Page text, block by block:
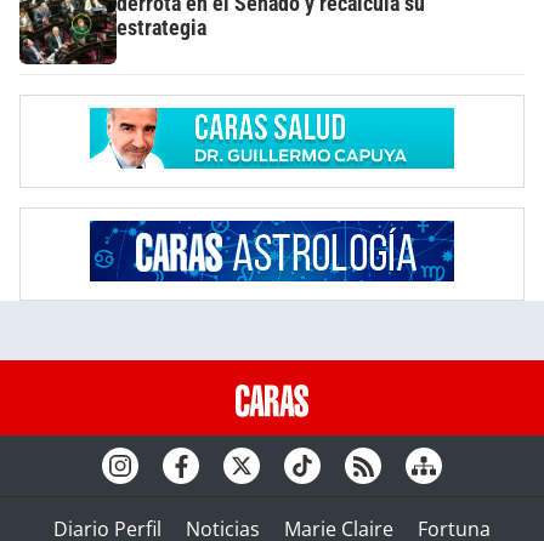
estrategia
Diario Perfil Noticias Marie Claire Fortuna